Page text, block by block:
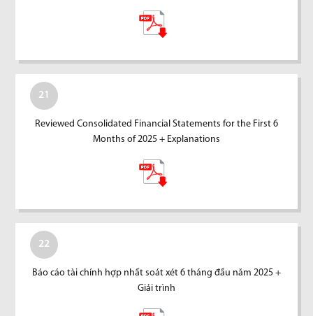
21
Reviewed Consolidated Financial Statements for the First 6
Months of 2025 + Explanations
22
Báo cáo tài chính hợp nhất soát xét 6 tháng đầu năm 2025 +
Giải trình